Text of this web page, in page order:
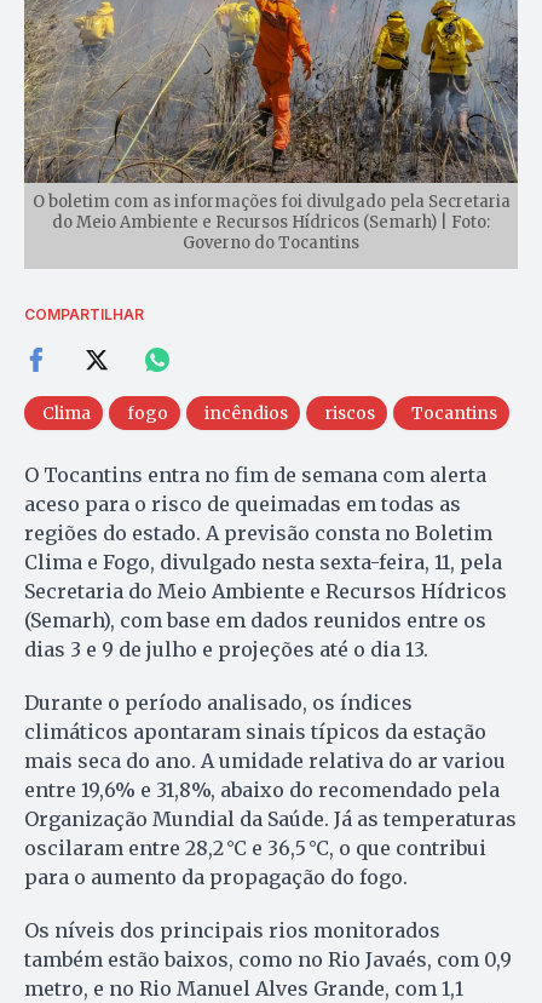
O boletim com as informações foi divulgado pela Secretaria
do Meio Ambiente e Recursos Hídricos (Semarh) | Foto:
Governo do Tocantins
COMPARTILHAR
Clima fogo incêndios riscos Tocantins
O Tocantins entra no fim de semana com alerta
aceso para o risco de queimadas em todas as
regiões do estado. A previsão consta no Boletim
Clima e Fogo, divulgado nesta sexta-feira, 11, pela
Secretaria do Meio Ambiente e Recursos Hídricos
(Semarh), com base em dados reunidos entre os
dias 3 e 9 de julho e projeções até o dia 13.
Durante o período analisado, os índices
climáticos apontaram sinais típicos da estação
mais seca do ano. A umidade relativa do ar variou
entre 19,6% e 31,8%, abaixo do recomendado pela
Organização Mundial da Saúde. Já as temperaturas
oscilaram entre 28,2 °C e 36,5 °C, o que contribui
para o aumento da propagação do fogo.
Os níveis dos principais rios monitorados
também estão baixos, como no Rio Javaés, com 0,9
metro, e no Rio Manuel Alves Grande, com 1,1